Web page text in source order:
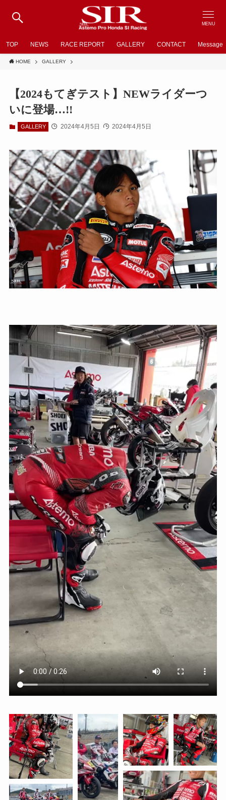
MENU
TOP NEWS RACE REPORT GALLERY CONTACT Message
HOME GALLERY
【2024もてぎテスト】NEWライダーつ
いに登場…!!
GALLERY 2024年4月5日 2024年4月5日